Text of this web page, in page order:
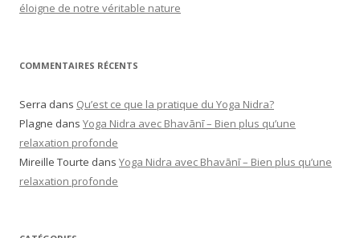
éloigne de notre véritable nature
COMMENTAIRES RÉCENTS
Serra dans Qu’est ce que la pratique du Yoga Nidra?
Plagne dans Yoga Nidra avec Bhavānī – Bien plus qu’une
relaxation profonde
Mireille Tourte dans Yoga Nidra avec Bhavānī – Bien plus qu’une
relaxation profonde